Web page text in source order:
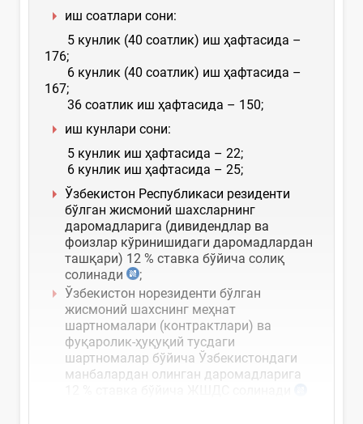
иш соатлари сони:
5 кунлик (40 соатлик) иш ҳафтасида –
176;
6 кунлик (40 соатлик) иш ҳафтасида –
167;
36 соатлик иш ҳафтасида – 150;
иш кунлари сони:
5 кунлик иш ҳафтасида – 22;
6 кунлик иш ҳафтасида – 25;
Ўзбекистон Республикаси резиденти
бўлган жисмоний шахсларнинг
даромадларига (дивидендлар ва
фоизлар кўринишидаги даромадлардан
ташқари) 12 % ставка бўйича солиқ
солинади
;
Ўзбекистон норезиденти бўлган
жисмоний шахснинг меҳнат
шартномалари (контрактлари) ва
фуқаролик-ҳуқуқий тусдаги
шартномалар бўйича Ўзбекистондаги
манбалардан олинган даромадларига